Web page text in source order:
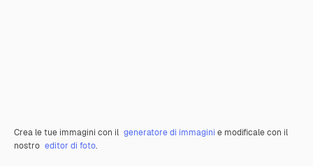
Crea le tue immagini con il generatore di immagini e modificale con il
nostro editor di foto.